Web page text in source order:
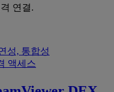
연결.
성, 통합성
액세스